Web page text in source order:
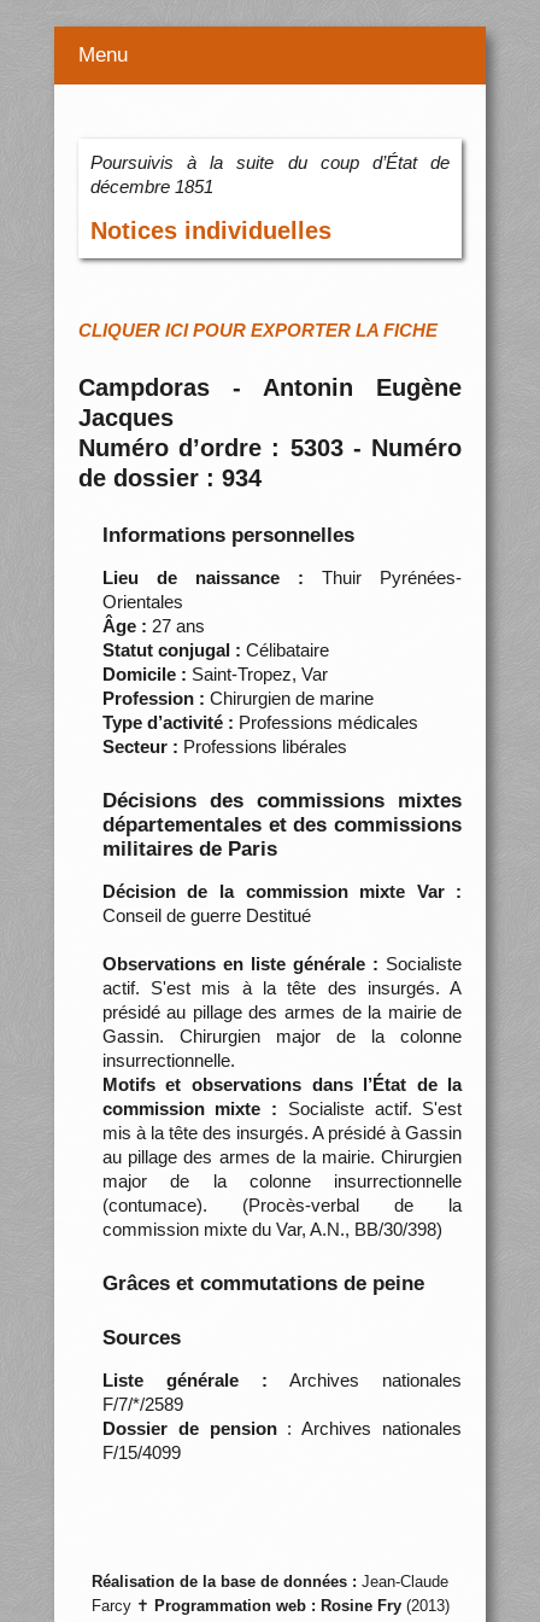
Menu
Poursuivis à la suite du coup d’État de
décembre 1851
Notices individuelles
CLIQUER ICI POUR EXPORTER LA FICHE
Campdoras - Antonin Eugène
Jacques
Numéro d’ordre : 5303 - Numéro
de dossier : 934
Informations personnelles
Lieu de naissance : Thuir Pyrénées-
Orientales
Âge : 27 ans
Statut conjugal : Célibataire
Domicile : Saint-Tropez, Var
Profession : Chirurgien de marine
Type d’activité : Professions médicales
Secteur : Professions libérales
Décisions des commissions mixtes
départementales et des commissions
militaires de Paris
Décision de la commission mixte Var :
Conseil de guerre Destitué
Observations en liste générale : Socialiste
actif. S'est mis à la tête des insurgés. A
présidé au pillage des armes de la mairie de
Gassin. Chirurgien major de la colonne
insurrectionnelle.
Motifs et observations dans l’État de la
commission mixte : Socialiste actif. S'est
mis à la tête des insurgés. A présidé à Gassin
au pillage des armes de la mairie. Chirurgien
major de la colonne insurrectionnelle
(contumace). (Procès-verbal de la
commission mixte du Var, A.N., BB/30/398)
Grâces et commutations de peine
Sources
Liste générale : Archives nationales
F/7/*/2589
Dossier de pension: Archives nationales
F/15/4099
Réalisation de la base de données : Jean-Claude
Farcy ✝ Programmation web : Rosine Fry(2013)